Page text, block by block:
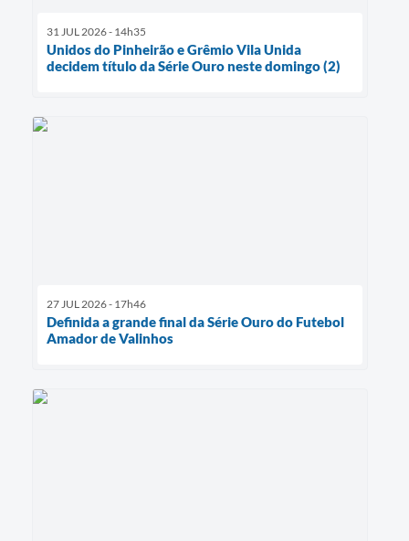
31 JUL 2026 - 14h35
Unidos do Pinheirão e Grêmio Vila Unida
decidem título da Série Ouro neste domingo (2)
27 JUL 2026 - 17h46
Definida a grande final da Série Ouro do Futebol
Amador de Valinhos